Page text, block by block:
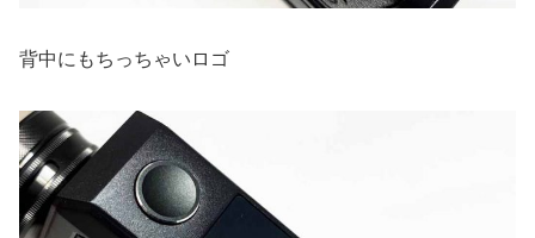
背中にもちっちゃいロゴ